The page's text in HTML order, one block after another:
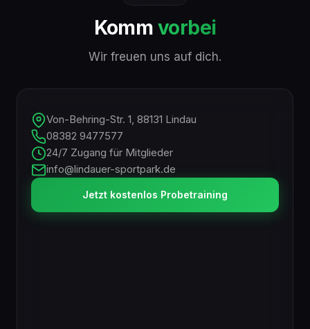
Komm vorbei
Wir freuen uns auf dich.
Von-Behring-Str. 1, 88131 Lindau
08382 9477577
24/7 Zugang für Mitglieder
info@lindauer-sportpark.de
Jetzt kostenlos Probetraining